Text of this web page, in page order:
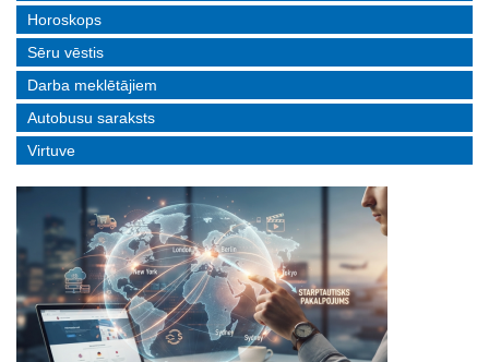
Horoskops
Sēru vēstis
Darba meklētājiem
Autobusu saraksts
Virtuve